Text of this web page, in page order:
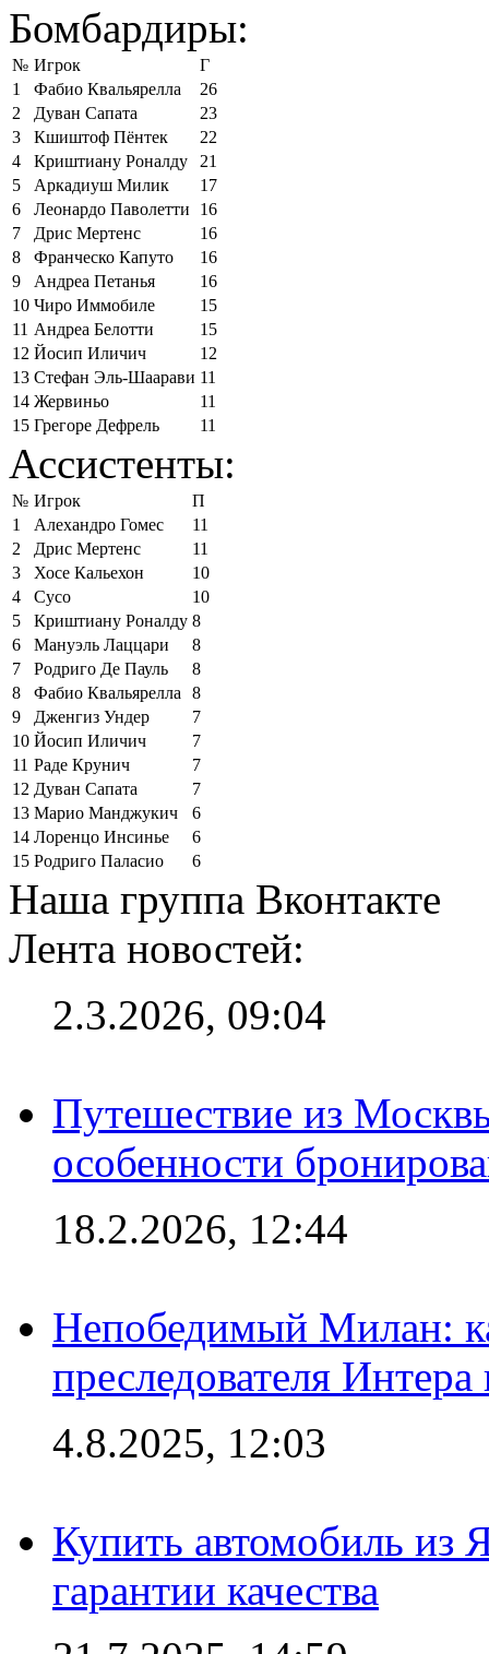
Бомбардиры:
№ Игрок
Г
1
Фабио Квальярелла
26
2
Дуван Сапата
23
3
Кшиштоф Пёнтек
22
4
Криштиану Роналду
21
5
Аркадиуш Милик
17
6
Леонардо Паволетти
16
7
Дрис Мертенс
16
8
Франческо Капуто
16
9
Андреа Петанья
16
10 Чиро Иммобиле
15
11 Андреа Белотти
15
12 Йосип Иличич
12
13 Стефан Эль-Шаарави 11
14 Жервиньо
11
15 Грегоре Дефрель 11
Ассистенты:
№ Игрок
П
1
Алехандро Гомес
11
2
Дрис Мертенс
11
3
Хосе Кальехон
10
4
Сусо
10
5
Криштиану Роналду 8
6
Мануэль Лаццари
8
7
Родриго Де Пауль
8
8
Фабио Квальярелла
8
9
Дженгиз Ундер
7
10 Йосип Иличич
7
11 Раде Крунич
7
12 Дуван Сапата
7
13 Марио Манджукич
6
14 Лоренцо Инсинье
6
15 Родриго Паласио 6
Наша группа Вконтакте
Лента новостей:
2.3.2026, 09:04
Путешествие из
особенности
18.2.2026, 12:44
Непобедимый Милан:
преследователя
4.8.2025, 12:03
Купить автомобиль из
гарантии качества